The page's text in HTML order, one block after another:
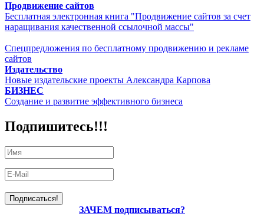
Продвижение сайтов
Бесплатная электронная книга "Продвижение сайтов за счет
наращивания качественной ссылочной массы"
Спецпредложения по бесплатному продвижению и рекламе
сайтов
Издательство
Новые издательские проекты Александра Карпова
БИЗНЕС
Создание и развитие эффективного бизнеса
Подпишитесь!!!
ЗАЧЕМ подписываться?